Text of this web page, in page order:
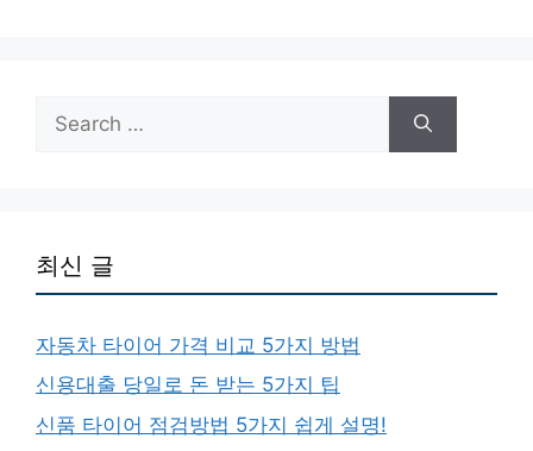
for:
최신 글
자동차 타이어 가격 비교 5가지 방법
신용대출 당일로 돈 받는 5가지 팁
신품 타이어 점검방법 5가지 쉽게 설명!